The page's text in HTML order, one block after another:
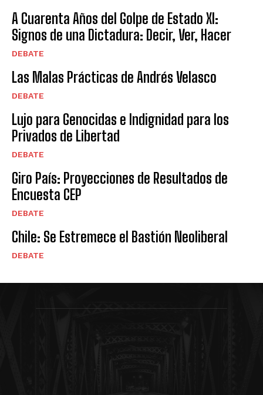
A Cuarenta Años del Golpe de Estado XI:
Signos de una Dictadura: Decir, Ver, Hacer
DEBATE
Las Malas Prácticas de Andrés Velasco
DEBATE
Lujo para Genocidas e Indignidad para los
Privados de Libertad
DEBATE
Giro País: Proyecciones de Resultados de
Encuesta CEP
DEBATE
Chile: Se Estremece el Bastión Neoliberal
DEBATE